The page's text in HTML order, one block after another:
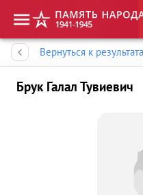
Вернуться к
Брук Галал Тувиевич
Память народа